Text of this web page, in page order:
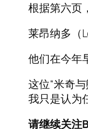
根据第六页
莱昂纳多（
他们在今年
这位“米奇
我只是认为
请继续关注